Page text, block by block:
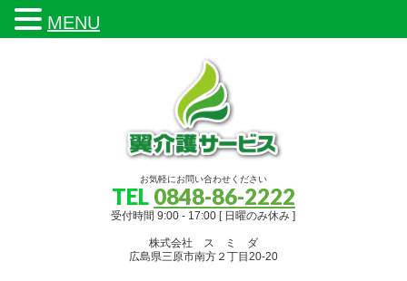
お気軽にお問い合わせください
TEL 0848-86-2222
受付時間 9:00 - 17:00 [ 日曜のみ休み ]
株式会社 ス ミ ダ
広島県三原市南方２丁目20-20
MENU